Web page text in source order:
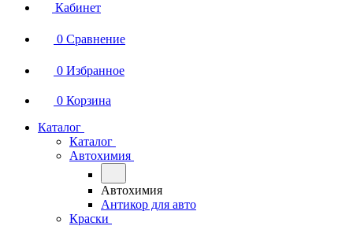
Кабинет
0 Сравнение
0 Избранное
0 Корзина
Каталог
Каталог
Автохимия
Автохимия
Антикор для авто
Краски